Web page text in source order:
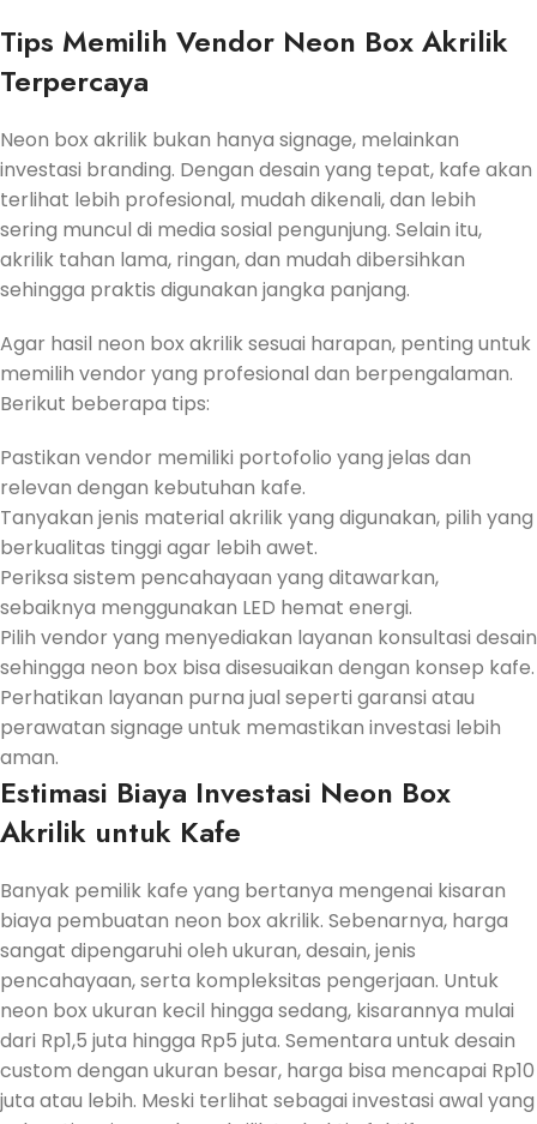
Tips Memilih Vendor Neon Box Akrilik
Terpercaya
Neon box akrilik bukan hanya signage, melainkan
investasi branding. Dengan desain yang tepat, kafe akan
terlihat lebih profesional, mudah dikenali, dan lebih
sering muncul di media sosial pengunjung. Selain itu,
akrilik tahan lama, ringan, dan mudah dibersihkan
sehingga praktis digunakan jangka panjang.
Agar hasil neon box akrilik sesuai harapan, penting untuk
memilih vendor yang profesional dan berpengalaman.
Berikut beberapa tips:
Pastikan vendor memiliki portofolio yang jelas dan
relevan dengan kebutuhan kafe.
Tanyakan jenis material akrilik yang digunakan, pilih yang
berkualitas tinggi agar lebih awet.
Periksa sistem pencahayaan yang ditawarkan,
sebaiknya menggunakan LED hemat energi.
Pilih vendor yang menyediakan layanan konsultasi desain
sehingga neon box bisa disesuaikan dengan konsep kafe.
Perhatikan layanan purna jual seperti garansi atau
perawatan signage untuk memastikan investasi lebih
aman.
Estimasi Biaya Investasi Neon Box
Akrilik untuk Kafe
Banyak pemilik kafe yang bertanya mengenai kisaran
biaya pembuatan neon box akrilik. Sebenarnya, harga
sangat dipengaruhi oleh ukuran, desain, jenis
pencahayaan, serta kompleksitas pengerjaan. Untuk
neon box ukuran kecil hingga sedang, kisarannya mulai
dari Rp1,5 juta hingga Rp5 juta. Sementara untuk desain
custom dengan ukuran besar, harga bisa mencapai Rp10
juta atau lebih. Meski terlihat sebagai investasi awal yang